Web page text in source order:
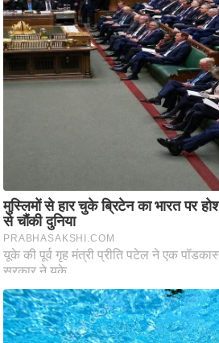
.
आ
र
.
प
र
स
मी
क्षा
ध
र्म